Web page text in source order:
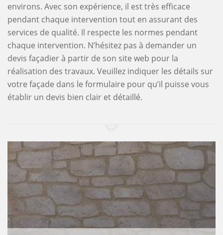
environs. Avec son expérience, il est très efficace
pendant chaque intervention tout en assurant des
services de qualité. Il respecte les normes pendant
chaque intervention. N’hésitez pas à demander un
devis façadier à partir de son site web pour la
réalisation des travaux. Veuillez indiquer les détails sur
votre façade dans le formulaire pour qu’il puisse vous
établir un devis bien clair et détaillé.